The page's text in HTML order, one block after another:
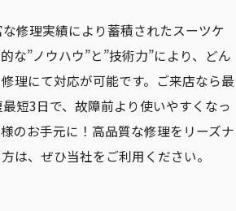
修理実績により蓄積されたスーツケ
な”ノウハウ”と”技術力”により、どん
理にて対応が可能です。ご来店なら最
短3日で、故障前より使いやすくなっ
のお手元に！高品質な修理をリーズナ
は、ぜひ当社をご利用ください。